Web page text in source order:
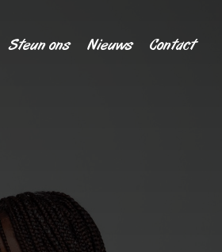
Steun ons Nieuws Contact